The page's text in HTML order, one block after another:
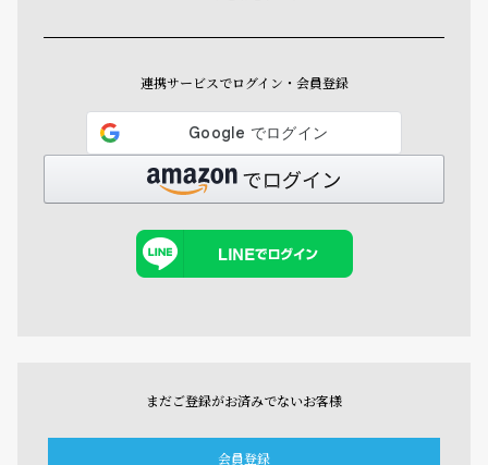
連携サービスでログイン・会員登録
まだご登録がお済みでないお客様
会員登録